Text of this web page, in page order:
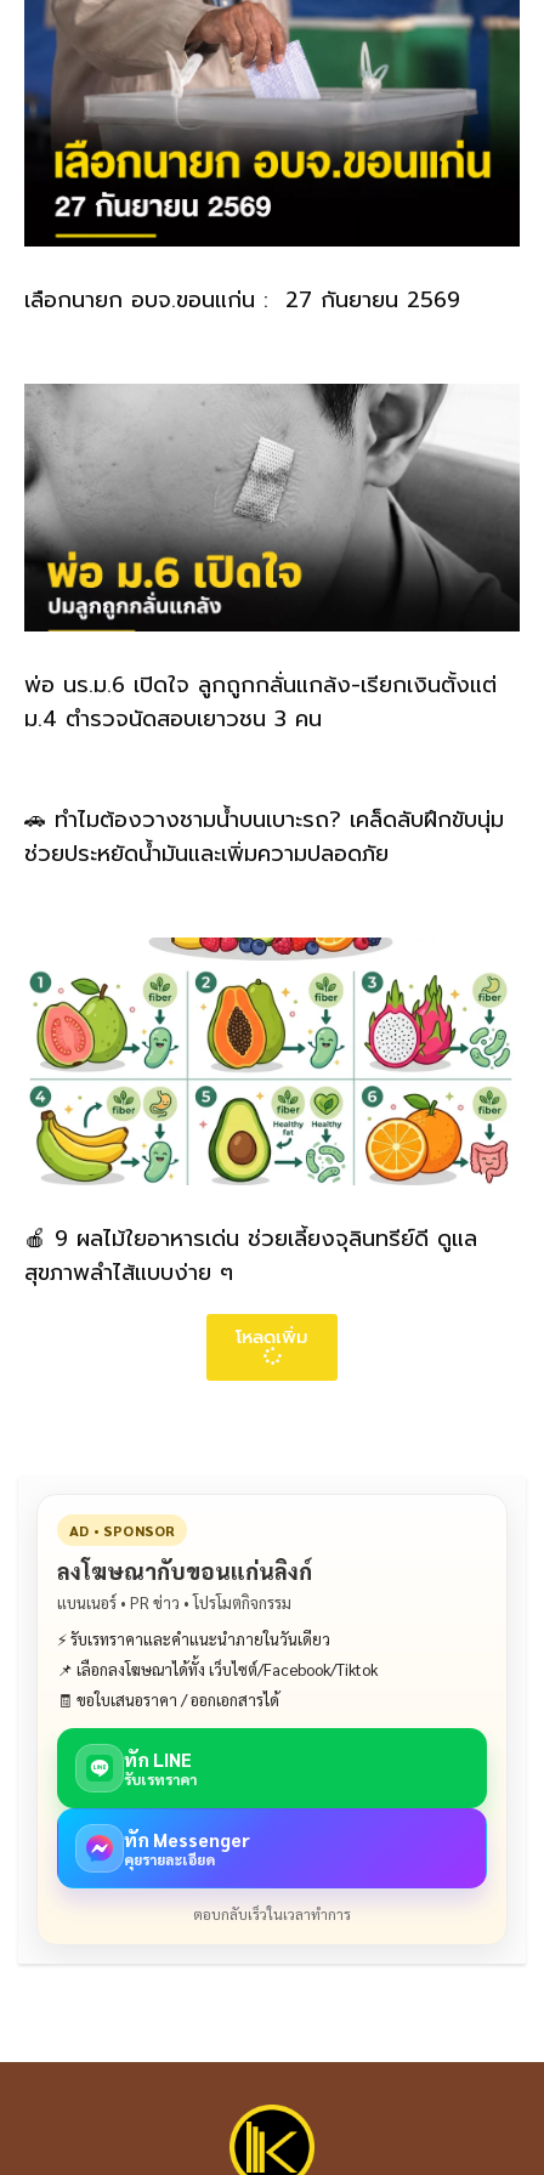
เลือกนายก อบจ.ขอนแก่น : 27 กันยายน 2569
พ่อ นร.ม.6 เปิดใจ ลูกถูกกลั่นแกล้ง-เรียกเงินตั้งแต่
ม.4 ตำรวจนัดสอบเยาวชน 3 คน
🚗 ทำไมต้องวางชามน้ำบนเบาะรถ? เคล็ดลับฝึกขับนุ่ม
ช่วยประหยัดน้ำมันและเพิ่มความปลอดภัย
🍎 9 ผลไม้ใยอาหารเด่น ช่วยเลี้ยงจุลินทรีย์ดี ดูแล
สุขภาพลำไส้แบบง่าย ๆ
โหลดเพิ่ม
AD • SPONSOR
ลงโฆษณากับขอนแก่นลิงก์
แบนเนอร์ • PR ข่าว • โปรโมตกิจกรรม
⚡ รับเรทราคาและคำแนะนำภายในวันเดียว
📌 เลือกลงโฆษณาได้ทั้ง เว็บไซต์/Facebook/Tiktok
🧾 ขอใบเสนอราคา / ออกเอกสารได้
ทัก LINE
รับเรทราคา
ทัก Messenger
คุยรายละเอียด
ตอบกลับเร็วในเวลาทำการ